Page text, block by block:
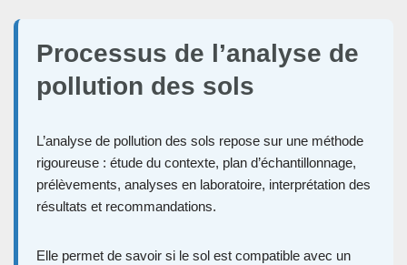
Processus de l’analyse de
pollution des sols
L’analyse de pollution des sols repose sur une méthode
rigoureuse : étude du contexte, plan d’échantillonnage,
prélèvements, analyses en laboratoire, interprétation des
résultats et recommandations.
Elle permet de savoir si le sol est compatible avec un